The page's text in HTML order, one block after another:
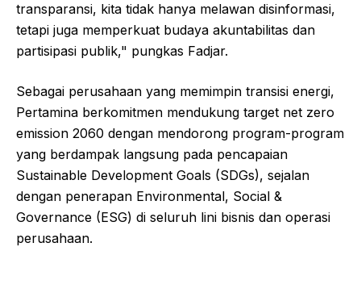
transparansi, kita tidak hanya melawan disinformasi,
tetapi juga memperkuat budaya akuntabilitas dan
partisipasi publik," pungkas Fadjar.
Sebagai perusahaan yang memimpin transisi energi,
Pertamina berkomitmen mendukung target net zero
emission 2060 dengan mendorong program-program
yang berdampak langsung pada pencapaian
Sustainable Development Goals (SDGs), sejalan
dengan penerapan Environmental, Social &
Governance (ESG) di seluruh lini bisnis dan operasi
perusahaan.